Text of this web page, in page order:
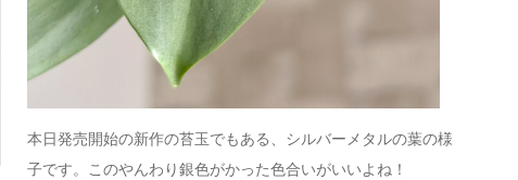
本日発売開始の新作の苔玉でもある、シルバーメタルの葉の様
子です。このやんわり銀色がかった色合いがいいよね！